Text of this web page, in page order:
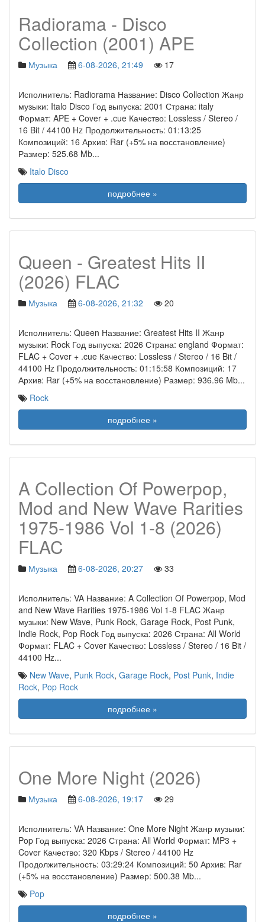
Radiorama - Disco
Collection (2001) APE
Музыка 6-08-2026, 21:49 17
Исполнитель: Radiorama Название: Disco Collection Жанр
музыки: Italo Disco Год выпуска: 2001 Страна: italy
Формат: APE + Cover + .cue Качество: Lossless / Stereo /
16 Bit / 44100 Hz Продолжительность: 01:13:25
Композиций: 16 Архив: Rar (+5% на восстановление)
Размер: 525.68 Mb...
Italo Disco
подробнее »
Queen - Greatest Hits II
(2026) FLAC
Музыка 6-08-2026, 21:32 20
Исполнитель: Queen Название: Greatest Hits II Жанр
музыки: Rock Год выпуска: 2026 Страна: england Формат:
FLAC + Cover + .cue Качество: Lossless / Stereo / 16 Bit /
44100 Hz Продолжительность: 01:15:58 Композиций: 17
Архив: Rar (+5% на восстановление) Размер: 936.96 Mb...
Rock
подробнее »
A Collection Of Powerpop,
Mod and New Wave Rarities
1975-1986 Vol 1-8 (2026)
FLAC
Музыка 6-08-2026, 20:27 33
Исполнитель: VA Название: A Collection Of Powerpop, Mod
and New Wave Rarities 1975-1986 Vol 1-8 FLAC Жанр
музыки: New Wave, Punk Rock, Garage Rock, Post Punk,
Indie Rock, Pop Rock Год выпуска: 2026 Страна: All World
Формат: FLAC + Cover Качество: Lossless / Stereo / 16 Bit /
44100 Hz...
New Wave, Punk Rock, Garage Rock, Post Punk, Indie
Rock, Pop Rock
подробнее »
One More Night (2026)
Музыка 6-08-2026, 19:17 29
Исполнитель: VA Название: One More Night Жанр музыки:
Pop Год выпуска: 2026 Страна: All World Формат: MP3 +
Cover Качество: 320 Kbps / Stereo / 44100 Hz
Продолжительность: 03:29:24 Композиций: 50 Архив: Rar
(+5% на восстановление) Размер: 500.38 Mb...
Pop
подробнее »